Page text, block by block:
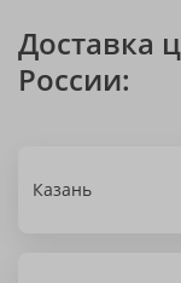
Доставка
России:
Казань